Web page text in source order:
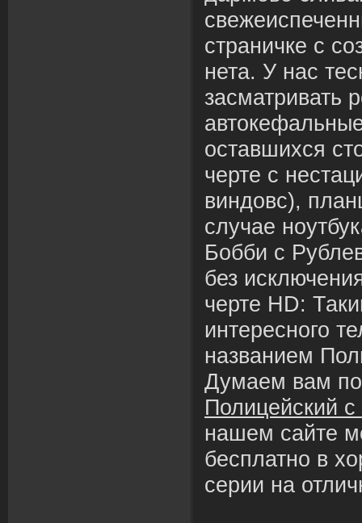
страничке с
нета. У нас
засматривать
оставшихся
черте с
виндовс),
случае
Бобби с
без
черте HD:
интересного
названием
Думаем вам
Полицейский
нашем сайте
бесплатно в
серии на